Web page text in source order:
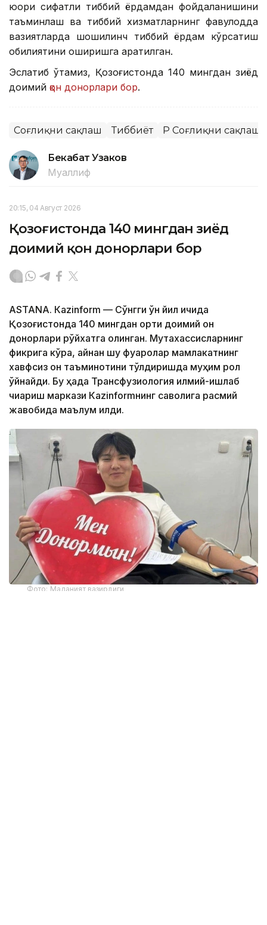
юқори сифатли тиббий ёрдамдан фойдаланишини
таъминлаш ва тиббий хизматларнинг фавқулодда
вазиятларда шошилинч тиббий ёрдам кўрсатиш
қобилиятини оширишга қаратилган.
Эслатиб ўтамиз, Қозоғистонда 140 мингдан зиёд
доимий қон донорлари бор.
Соғлиқни сақлаш Тиббиёт ҚР Соғлиқни сақлаш
Бекабат Узаков
Муаллиф
20:15, 04 Август 2026
Қозоғистонда 140 мингдан зиёд
доимий қон донорлари бор
ASTANА. Кazinform — Сўнгги ўн йил ичида
Қозоғистонда 140 мингдан ортиқ доимий қон
донорлари рўйхатга олинган. Мутахассисларнинг
фикрига кўра, айнан шу фуқаролар мамлакатнинг
хавфсиз қон таъминотини тўлдиришда муҳим рол
ўйнайди. Бу ҳақда Трансфузиология илмий-ишлаб
чиқариш маркази Кazinformнинг саволига расмий
жавобида маълум қилди.
Фото: Маданият вазирлиги